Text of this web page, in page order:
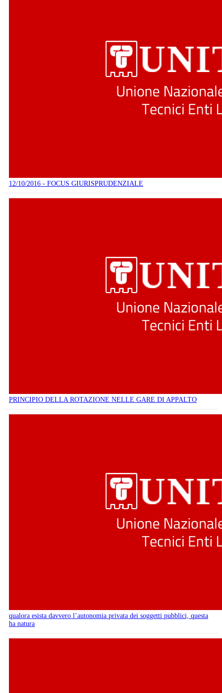
12/10/2016 - FOCUS GIURISPRUDENZIALE
PRINCIPIO DELLA ROTAZIONE NELLE GARE DI APPALTO
qualora esista davvero l’autonomia privata dei soggetti pubblici, questa
ha natura